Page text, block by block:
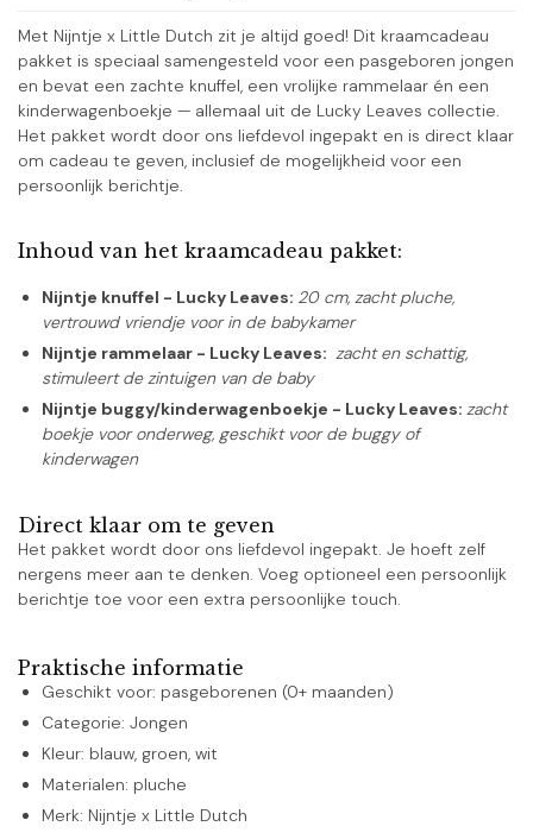
Met Nijntje x Little Dutch zit je altijd goed! Dit kraamcadeau
pakket is speciaal samengesteld voor een pasgeboren jongen
en bevat een zachte knuffel, een vrolijke rammelaar én een
kinderwagenboekje — allemaal uit de Lucky Leaves collectie.
Het pakket wordt door ons liefdevol ingepakt en is direct klaar
om cadeau te geven, inclusief de mogelijkheid voor een
persoonlijk berichtje.
Inhoud van het kraamcadeau pakket:
Nijntje knuffel - Lucky Leaves: 20 cm, zacht pluche,
vertrouwd vriendje voor in de babykamer
Nijntje rammelaar - Lucky Leaves: zacht en schattig,
stimuleert de zintuigen van de baby
Nijntje buggy/kinderwagenboekje - Lucky Leaves: zacht
boekje voor onderweg, geschikt voor de buggy of
kinderwagen
Direct klaar om te geven
Het pakket wordt door ons liefdevol ingepakt. Je hoeft zelf
nergens meer aan te denken. Voeg optioneel een persoonlijk
berichtje toe voor een extra persoonlijke touch.
Praktische informatie
Geschikt voor: pasgeborenen (0+ maanden)
Categorie: Jongen
Kleur: blauw, groen, wit
Materialen: pluche
Merk: Nijntje x Little Dutch